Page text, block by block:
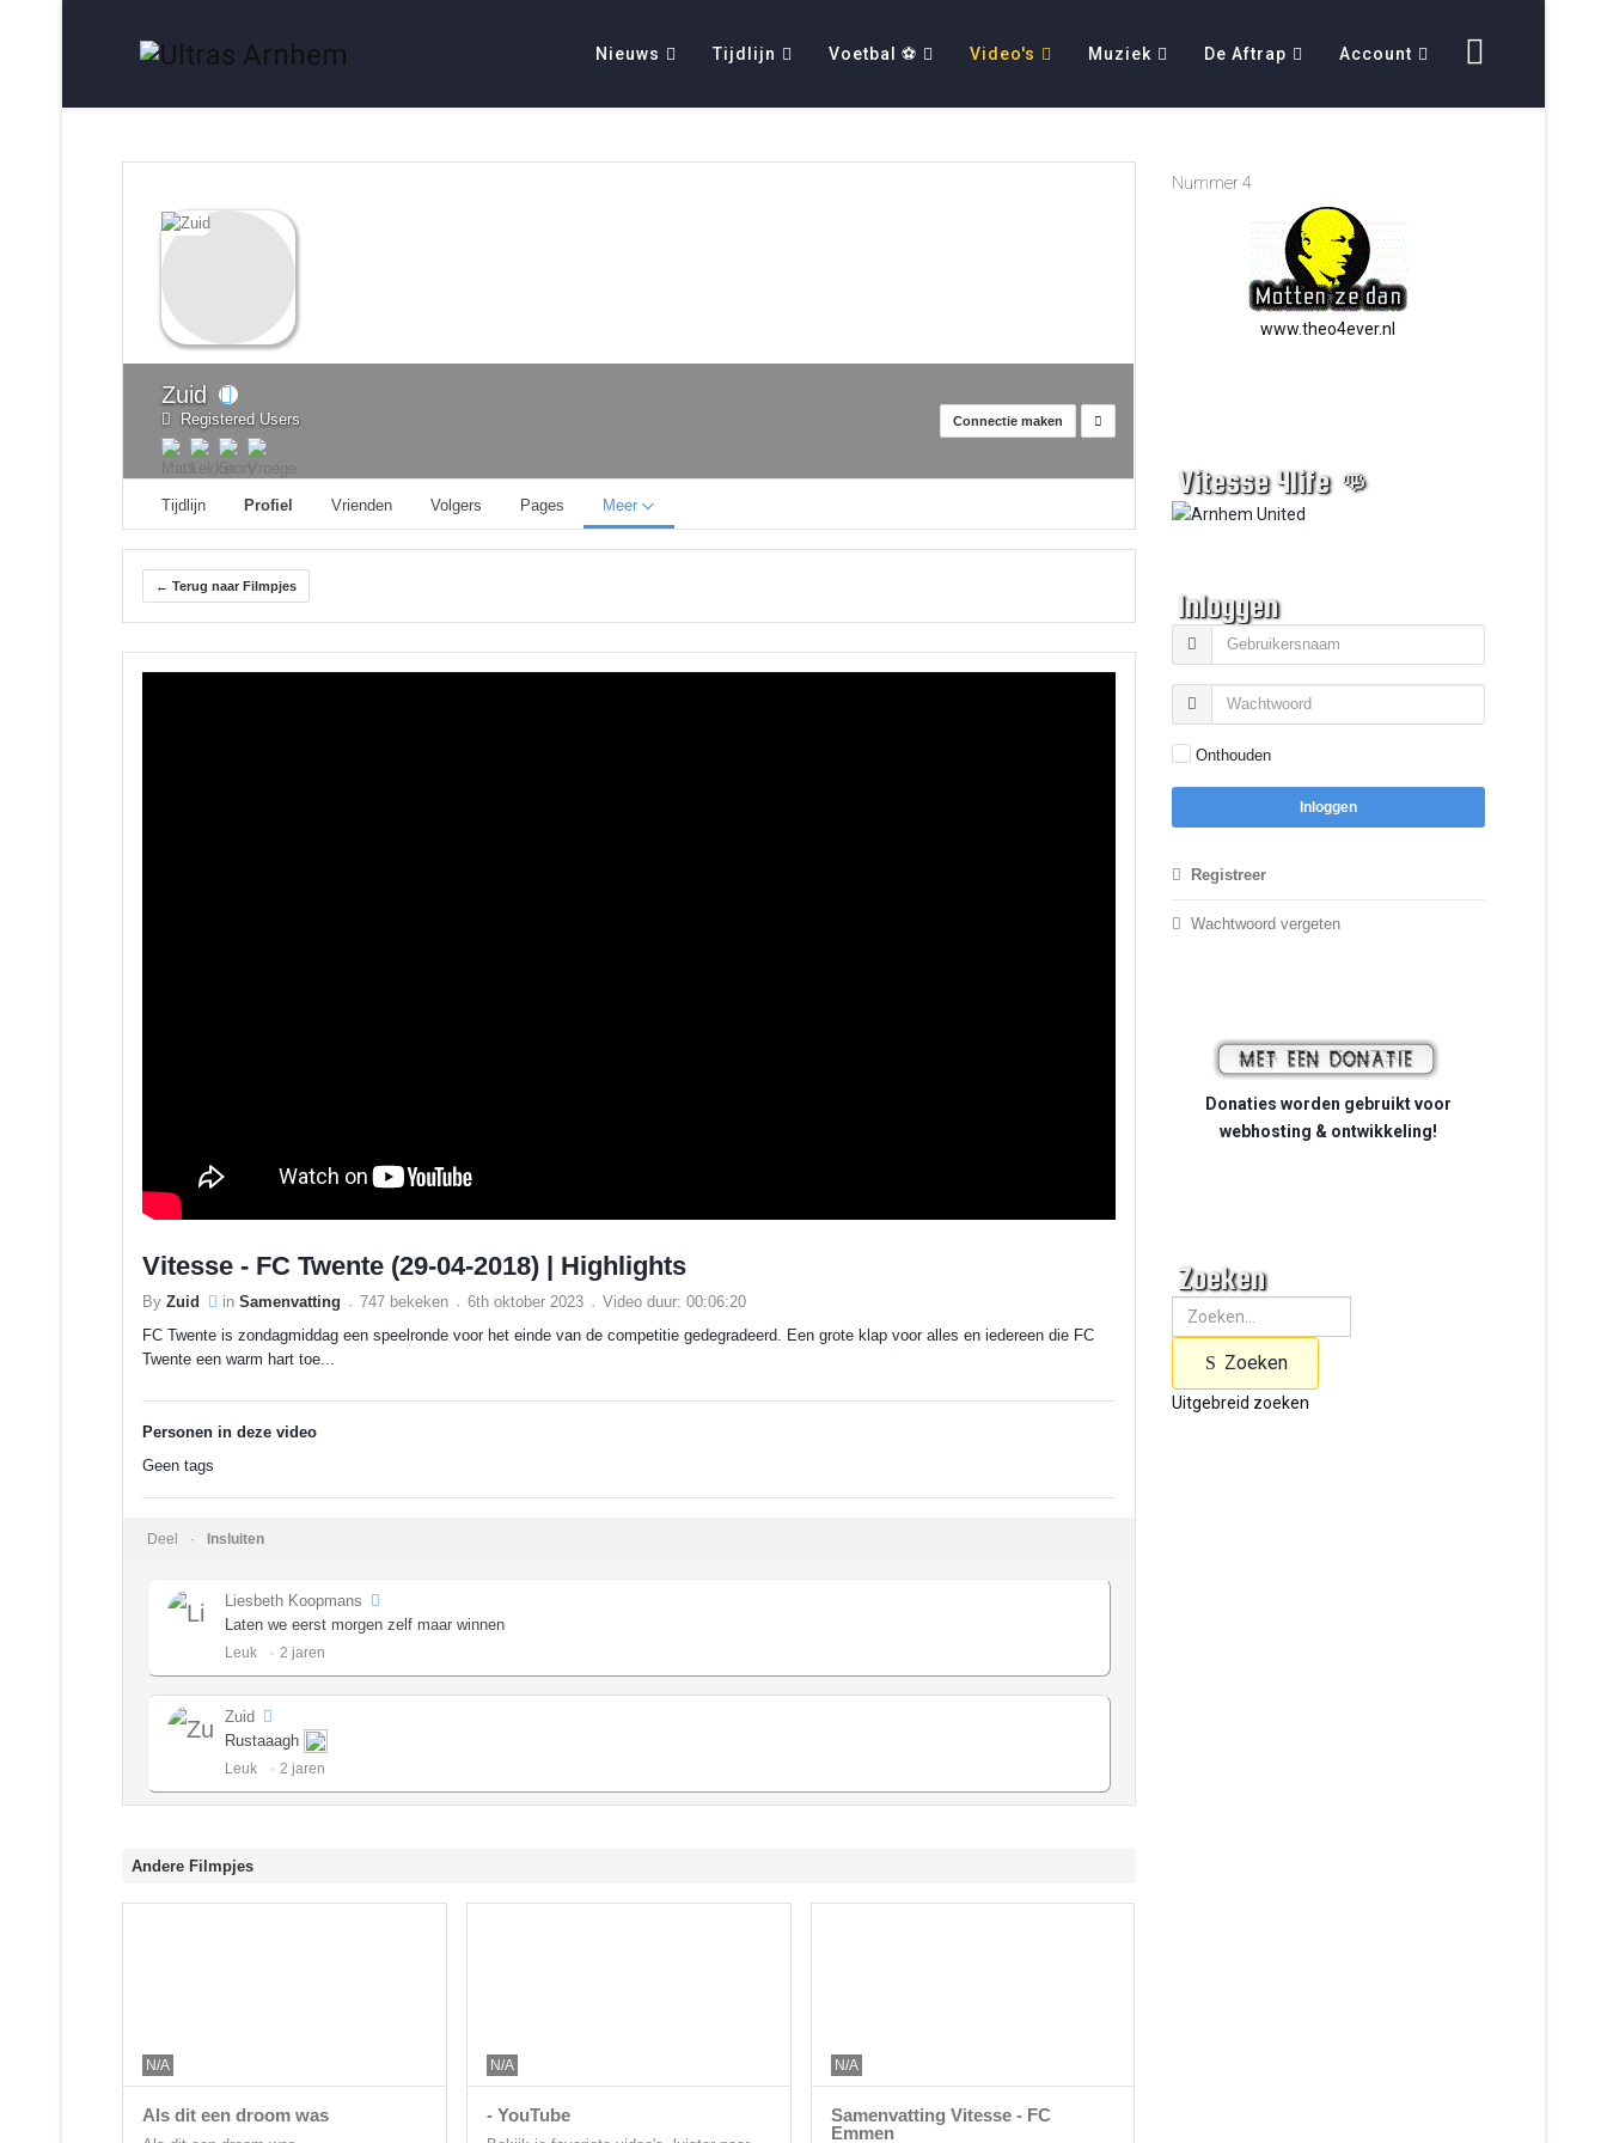
Nieuws Tijdlijn Voetbal ⚽ Video's Muziek De Aftrap Account
Zuid
Registered Users Connectie maken
Tijdlijn Profiel Vrienden Volgers Pages Meer
← Terug naar Filmpjes
Vitesse - FC Twente (29-04-2018) | Highlights
By Zuid in Samenvatting 747 bekeken 6th oktober 2023
Video duur: 00:06:20
FC Twente is zondagmiddag een speelronde voor het einde van de competitie gedegradeerd. Een grote klap voor alles en iedereen die FC
Twente een warm hart toe...
Personen in deze video
Geen tags
Deel Insluiten
Liesbeth Koopmans
Laten we eerst morgen zelf maar winnen
Leuk ️ 2 jaren
Zuid
Rustaaagh
Leuk ️ 2 jaren
Andere Filmpjes
N/A
Als dit een droom was
N/A
- YouTube
N/A
Samenvatting Vitesse - FC
Emmen
Nummer 4
www.theo4ever.nl
Vitesse 4life 👊
Inloggen
Onthouden
Inloggen
Registreer
Wachtwoord vergeten
Donaties worden gebruikt voor
webhosting & ontwikkeling!
Zoeken
Zoeken
Uitgebreid zoeken